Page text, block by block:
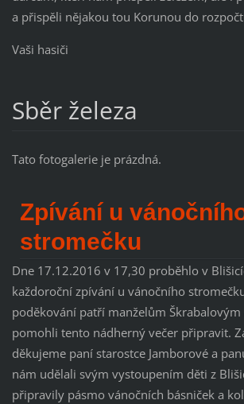
a přispěli nějakou tou Korunou do
Vaši hasiči
Sběr železa
Tato fotogalerie je prázdná.
Zpívání u
stromečku
Dne 17.12.2016 v 17,30 proběhlo v
každoroční zpívání u vánočního
poděkování patří manželům
pomohli tento nádherný večer připravit.
děkujeme paní starostce Jamborové a
nám udělali svým vystoupením děti z
připravily pásmo vánočních básniček a